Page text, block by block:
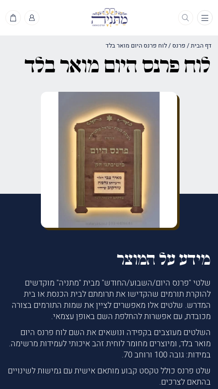
תפריט
דף הבית/ פרנס/לוח פרנס היום מואר בלד
לוח פרנס היום מואר בלד
מידע על המוצר
שלטי "פרנס היום/השבוע/החודש" מבית "מתניה" מוקדשים
להוקרת תורמים שהקדישו את תרומתם לבית הכנסת או בית
המדרש. שלטים אלו מאפשרים לציין את שמות התורמים בצורה
מכובדת, עם אפשרות להחלפת השם באופן עצמאי.
השלטים מעוצבים בקפידה ונושאים את השם לוח פרנס היום
מואר בלד, ומיוצרים מחומר לוחית זהב איכותי לעמידות מרשימה.
במידות: גובה 100 ורוחב 70.
שלט פרנס כולל טקסט קבוע מותאם אישית עם גמישות לשינויים
בהתאם לצרכים.